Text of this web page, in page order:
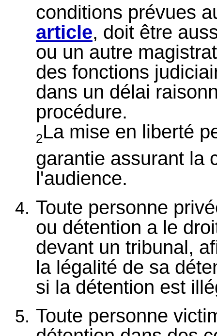
conditions prévues
article, doit être
ou un autre
des fonctions
dans un délai
procédure.
2La mise en liberté
garantie assurant la
l'audience.
Toute personne
ou détention a le
devant un tribunal,
la légalité de sa
si la détention est
Toute personne